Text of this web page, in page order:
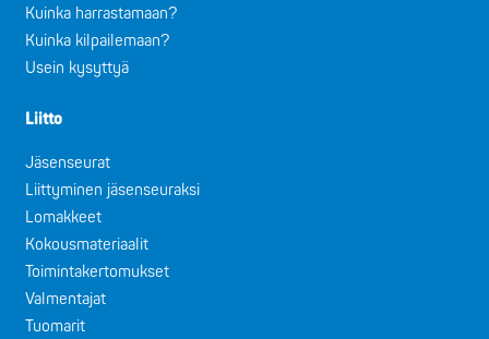
Kuinka harrastamaan?
Kuinka kilpailemaan?
Usein kysyttyä
Liitto
Jäsenseurat
Liittyminen jäsenseuraksi
Lomakkeet
Kokousmateriaalit
Toimintakertomukset
Valmentajat
Tuomarit